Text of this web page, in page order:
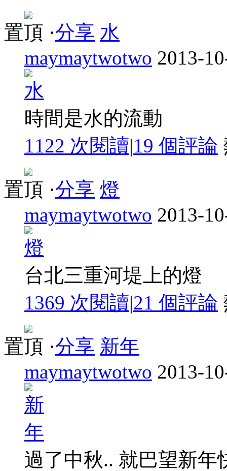
置頂 ·分享 水
maymaytwotwo 2013-
時間是水的流動
1122 次閱讀|19 個評論
置頂 ·分享 燈
maymaytwotwo 2013-
台北三重河堤上的燈
1369 次閱讀|21 個評論
置頂 ·分享 新年
maymaytwotwo 2013-
過了中秋.. 就巴望新年